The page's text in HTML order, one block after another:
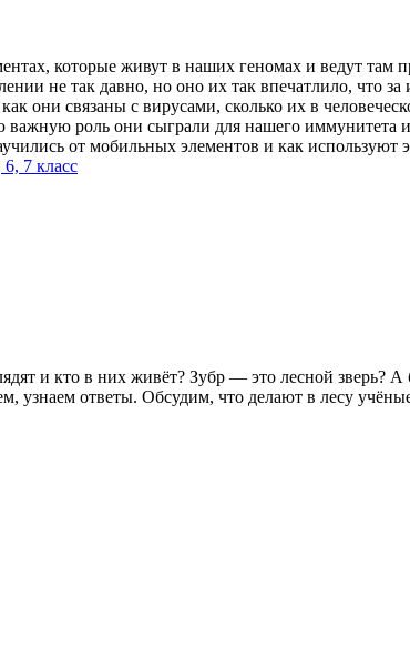
которые живут в наших геномах и ведут там
не так давно, но оно их так впечатлило, что
они связаны с вирусами, сколько их в
роль они сыграли для нашего иммунитета
от мобильных элементов и как
6, 7 класс
и кто в них живёт? Зубр — это лесной зверь?
ответы. Обсудим, что делают в лесу